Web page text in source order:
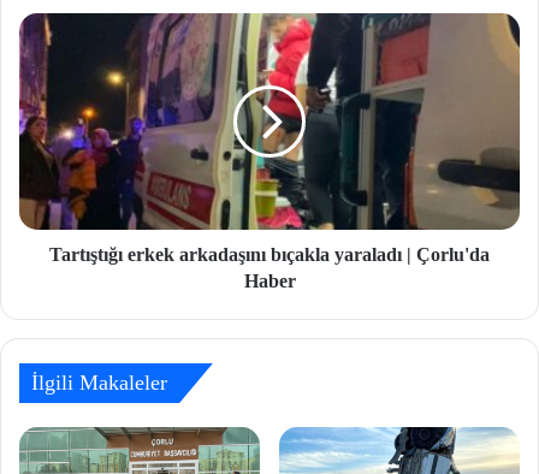
Tartıştığı erkek arkadaşını bıçakla yaraladı | Çorlu'da
Haber
İlgili Makaleler